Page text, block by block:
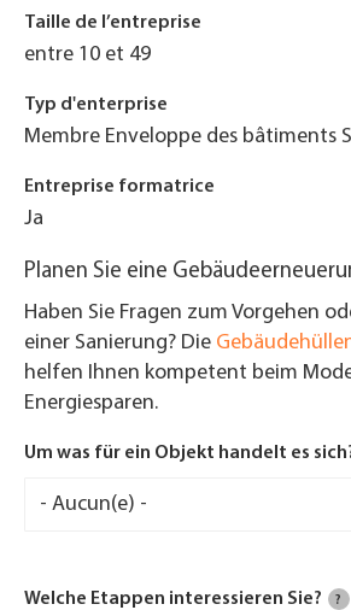
Taille de l’entreprise
entre 10 et 49
Typ d'enterprise
Membre Enveloppe des bâtiments
Entreprise formatrice
Ja
Planen Sie eine
Haben Sie Fragen zum Vorgehen
einer Sanierung? Die
helfen Ihnen kompetent beim
Energiesparen.
Um was für ein Objekt handelt es
Welche Etappen interessieren Sie? ?